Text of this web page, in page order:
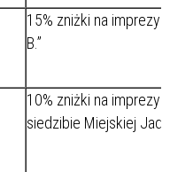
15% zniżki na imprezy
B.”
10% zniżki na imprezy
siedzibie Miejskiej